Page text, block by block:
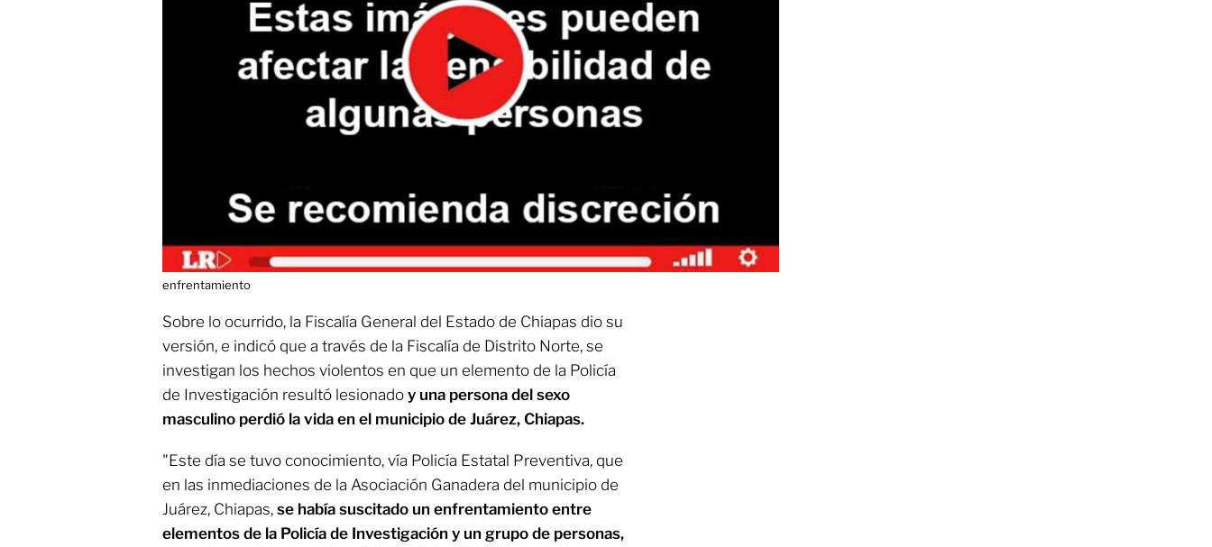
enfrentamiento
Sobre lo ocurrido, la Fiscalía General del Estado de Chiapas dio su
versión, e indicó que a través de la Fiscalía de Distrito Norte, se
investigan los hechos violentos en que un elemento de la Policía
de Investigación resultó lesionado y una persona del sexo
masculino perdió la vida en el municipio de Juárez, Chiapas.
"Este día se tuvo conocimiento, vía Policía Estatal Preventiva, que
en las inmediaciones de la Asociación Ganadera del municipio de
Juárez, Chiapas, se había suscitado un enfrentamiento entre
elementos de la Policía de Investigación y un grupo de personas,